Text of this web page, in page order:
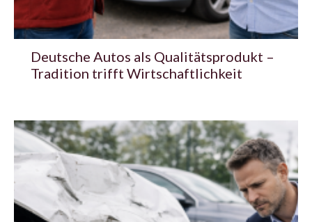
Deutsche Autos als Qualitätsprodukt –
Tradition trifft Wirtschaftlichkeit